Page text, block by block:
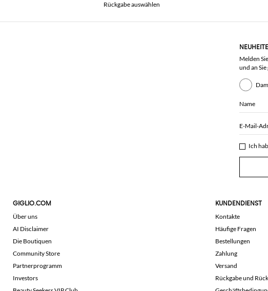
Rückgabe auswählen
Melden
und an
Name
E-Mail-
Ich
GIGLIO.COM
Über uns
AI Disclaimer
Die Boutiquen
Community Store
Partnerprogramm
Investors
KUNDENDIENST
Kontakte
Häufige Fragen
Bestellungen
Zahlung
Versand
Rückgabe und